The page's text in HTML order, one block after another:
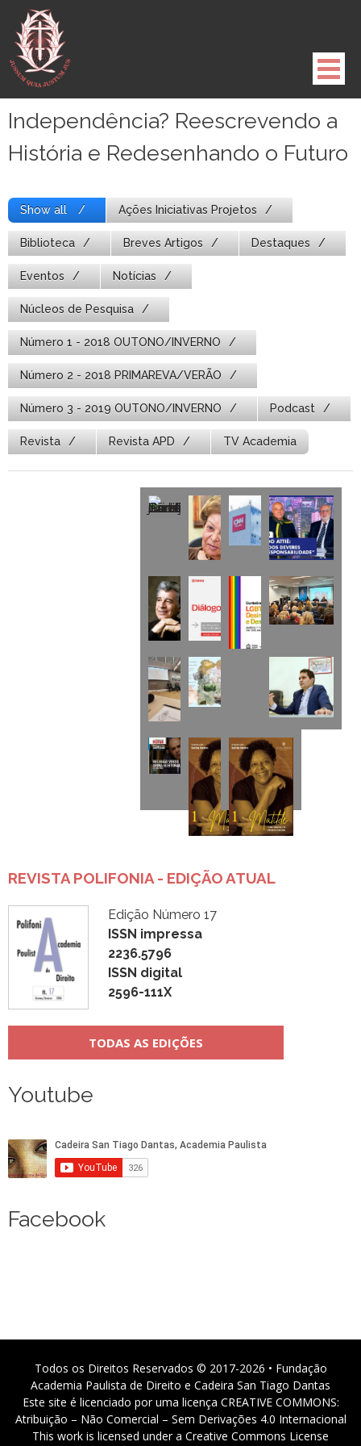
para
conteúdo
Independência? Reescrevendo a
História e Redesenhando o Futuro
Show all Ações Iniciativas Projetos
Biblioteca Breves Artigos Destaques
Eventos Notícias
Núcleos de Pesquisa
Número 1 - 2018 OUTONO/INVERNO
Número 2 - 2018 PRIMAREVA/VERÃO
Número 3 - 2019 OUTONO/INVERNO Podcast
Revista Revista APD TV Academia
REVISTA POLIFONIA - EDIÇÃO ATUAL
Edição Número 17
ISSN impressa
2236.5796
ISSN digital
2596-111X
TODAS AS EDIÇÕES
Youtube
Facebook
Todos os Direitos Reservados © 2017-2026 • Fundação
Academia Paulista de Direito e Cadeira San Tiago Dantas
Este site é licenciado por uma licença CREATIVE COMMONS:
Atribuição – Não Comercial – Sem Derivações 4.0 Internacional
This work is licensed under a Creative Commons License